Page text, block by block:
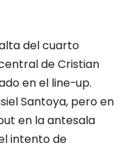
del cuarto
de Cristian
en el line-up.
Santoya, pero en
en la antesala
intento de